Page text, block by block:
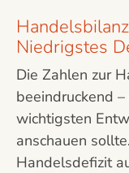
Niedrigstes
Die Zahlen zur
beeindruckend
wichtigsten
anschauen
Handelsdefizit